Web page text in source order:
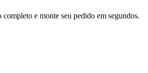
e monte seu pedido em segundos.